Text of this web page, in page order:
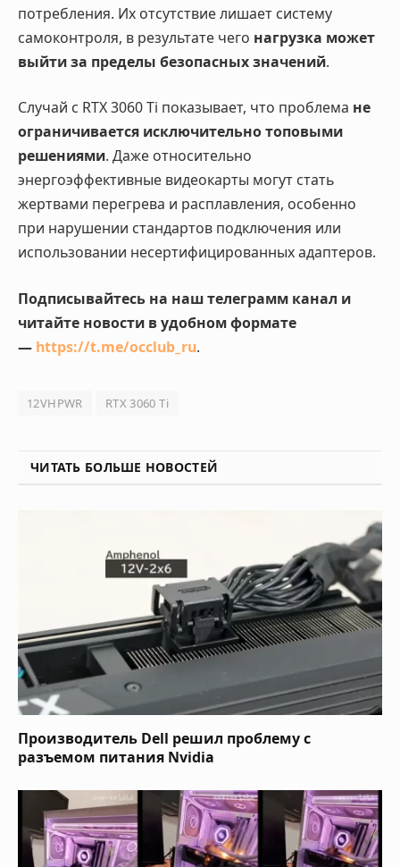
потребления. Их отсутствие лишает систему
самоконтроля, в результате чего нагрузка может
выйти за пределы безопасных значений.
Случай с RTX 3060 Ti показывает, что проблема не
ограничивается исключительно топовыми
решениями. Даже относительно
энергоэффективные видеокарты могут стать
жертвами перегрева и расплавления, особенно
при нарушении стандартов подключения или
использовании несертифицированных адаптеров.
Подписывайтесь на наш телеграмм канал и
читайте новости в удобном формате
— https://t.me/occlub_ru.
12VHPWR RTX 3060 Ti
ЧИТАТЬ БОЛЬШЕ НОВОСТЕЙ
Производитель Dell решил проблему с
разъемом питания Nvidia